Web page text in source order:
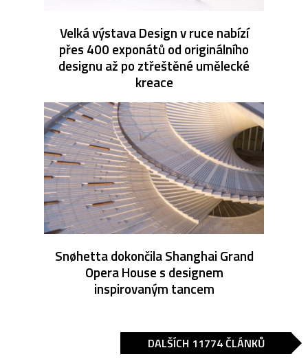
Velká výstava Design v ruce nabízí
přes 400 exponátů od originálního
designu až po ztřeštěné umělecké
kreace
Snøhetta dokončila Shanghai Grand
Opera House s designem
inspirovaným tancem
DALŠÍCH 11774 ČLÁNKŮ